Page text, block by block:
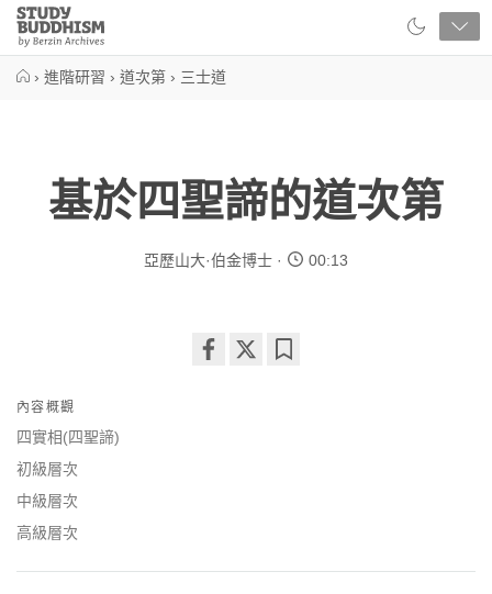
Close
Study
Buddhism
› 進階研習 › 道次第 › 三士道
基於四聖諦的道次第
亞歷山大·伯金博士 00:13
內容概觀
四實相(四聖諦)
初級層次
中級層次
高級層次